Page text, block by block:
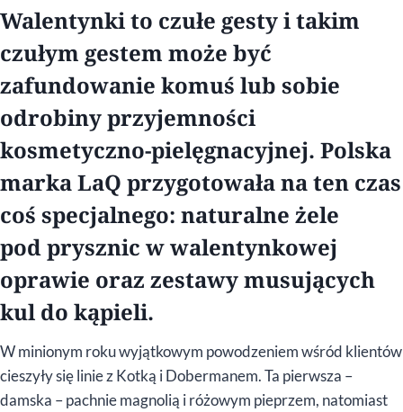
Walentynki to czułe gesty i takim
czułym gestem może być
zafundowanie komuś lub sobie
odrobiny przyjemności
kosmetyczno-pielęgnacyjnej. Polska
marka LaQ przygotowała na ten czas
coś specjalnego: naturalne żele
pod prysznic w walentynkowej
oprawie oraz zestawy musujących
kul do kąpieli.
W minionym roku wyjątkowym powodzeniem wśród klientów
cieszyły się linie z Kotką i Dobermanem. Ta pierwsza –
damska – pachnie magnolią i różowym pieprzem, natomiast